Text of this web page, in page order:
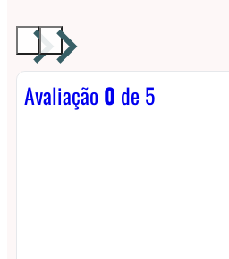
Avaliação0 de 5